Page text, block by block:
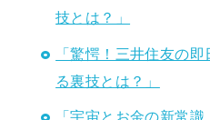
技とは？」
「驚愕！三井住友の
る裏技とは？」